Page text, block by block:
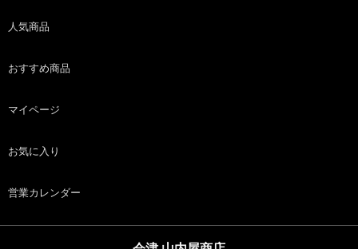
人気商品
おすすめ商品
マイページ
お気に入り
営業カレンダー